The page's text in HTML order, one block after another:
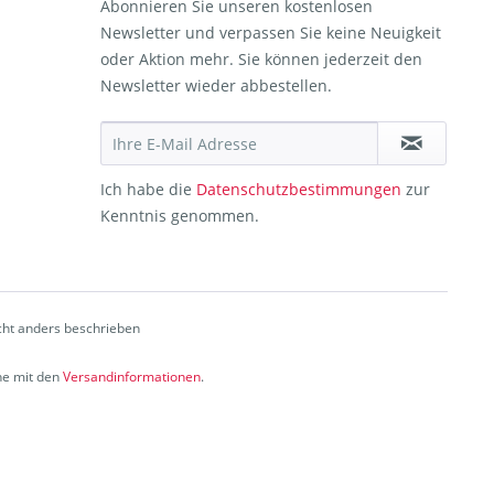
Abonnieren Sie unseren kostenlosen
Newsletter und verpassen Sie keine Neuigkeit
oder Aktion mehr. Sie können jederzeit den
Newsletter wieder abbestellen.
Ich habe die Datenschutzbestimmungen zur
Kenntnis genommen.
anders beschrieben
mit denVersandinformationen.